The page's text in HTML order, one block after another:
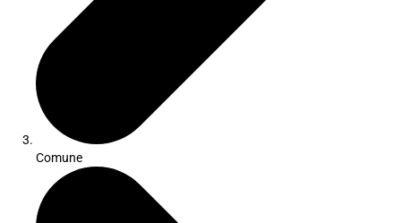
Comune